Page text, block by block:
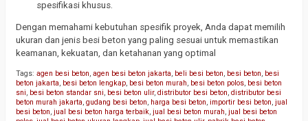
spesifikasi khusus.
Dengan memahami kebutuhan spesifik proyek, Anda dapat memilih
ukuran dan jenis besi beton yang paling sesuai untuk memastikan
keamanan, kekuatan, dan ketahanan yang optimal
Tags: agen besi beton agen besi beton jakarta beli besi beton besi beton besi
beton jakarta besi beton lengkap besi beton murah besi beton polos besi beton
sni besi beton standar sni besi beton ulir, distributor besi beton distributor besi
beton murah jakarta gudang besi beton harga besi beton importir besi beton jual
besi beton jual besi beton harga terbaik jual besi beton murah jual besi beton